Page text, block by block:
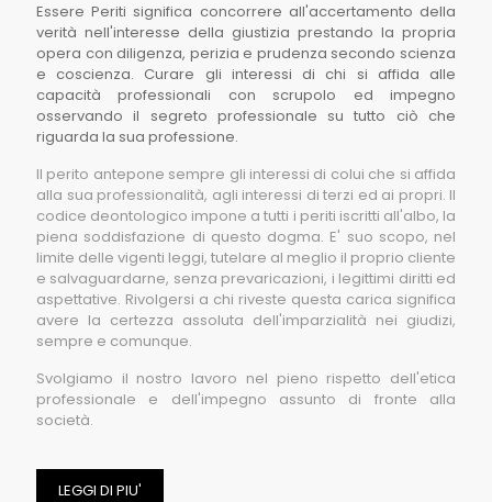
Essere Periti significa concorrere all'accertamento della
verità nell'interesse della giustizia prestando la propria
opera con diligenza, perizia e prudenza secondo scienza
e coscienza. Curare gli interessi di chi si affida alle
capacità professionali con scrupolo ed impegno
osservando il segreto professionale su tutto ciò che
riguarda la sua professione.
Il perito antepone sempre gli interessi di colui che si affida
alla sua professionalità, agli interessi di terzi ed ai propri. Il
codice deontologico impone a tutti i periti iscritti all'albo, la
piena soddisfazione di questo dogma. E' suo scopo, nel
limite delle vigenti leggi, tutelare al meglio il proprio cliente
e salvaguardarne, senza prevaricazioni, i legittimi diritti ed
aspettative. Rivolgersi a chi riveste questa carica significa
avere la certezza assoluta dell'imparzialità nei giudizi,
sempre e comunque.
Svolgiamo il nostro lavoro nel pieno rispetto dell'etica
professionale e dell'impegno assunto di fronte alla
società.
LEGGI DI PIU'